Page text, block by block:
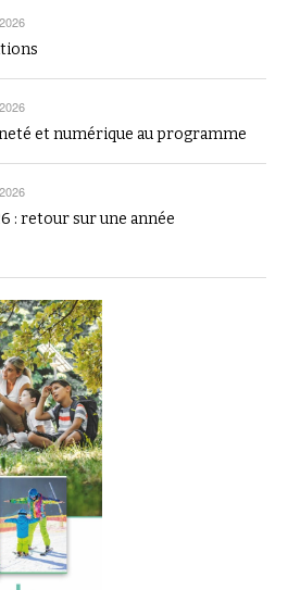
et numérique au programme
: retour sur une année